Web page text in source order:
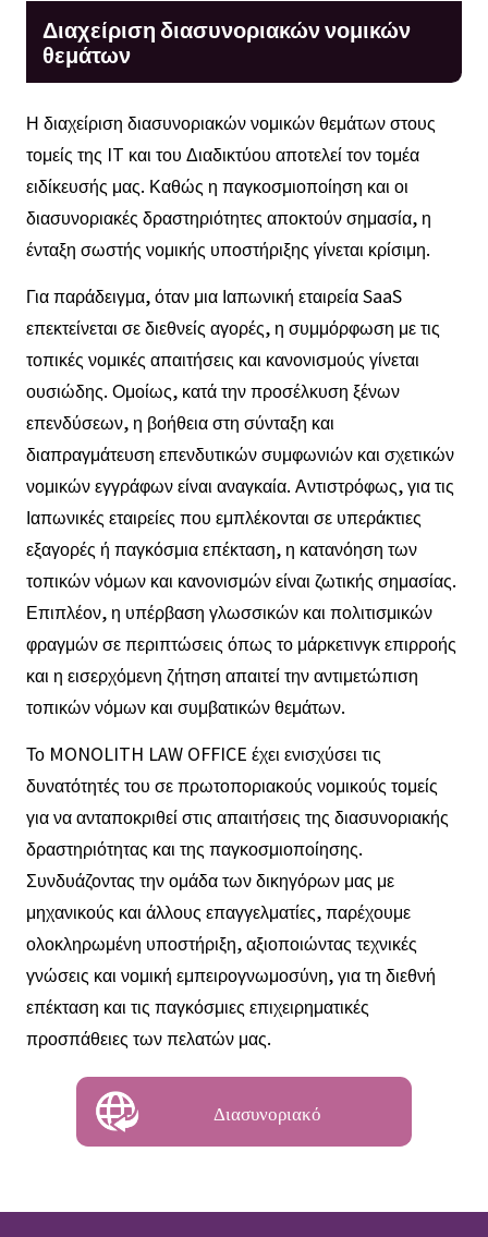
Διαχείριση διασυνοριακών νομικών
θεμάτων
Η διαχείριση διασυνοριακών νομικών θεμάτων στους
τομείς της IT και του Διαδικτύου αποτελεί τον τομέα
ειδίκευσής μας. Καθώς η παγκοσμιοποίηση και οι
διασυνοριακές δραστηριότητες αποκτούν σημασία, η
ένταξη σωστής νομικής υποστήριξης γίνεται κρίσιμη.
Για παράδειγμα, όταν μια Ιαπωνική εταιρεία SaaS
επεκτείνεται σε διεθνείς αγορές, η συμμόρφωση με τις
τοπικές νομικές απαιτήσεις και κανονισμούς γίνεται
ουσιώδης. Ομοίως, κατά την προσέλκυση ξένων
επενδύσεων, η βοήθεια στη σύνταξη και
διαπραγμάτευση επενδυτικών συμφωνιών και σχετικών
νομικών εγγράφων είναι αναγκαία. Αντιστρόφως, για τις
Ιαπωνικές εταιρείες που εμπλέκονται σε υπεράκτιες
εξαγορές ή παγκόσμια επέκταση, η κατανόηση των
τοπικών νόμων και κανονισμών είναι ζωτικής σημασίας.
Επιπλέον, η υπέρβαση γλωσσικών και πολιτισμικών
φραγμών σε περιπτώσεις όπως το μάρκετινγκ επιρροής
και η εισερχόμενη ζήτηση απαιτεί την αντιμετώπιση
τοπικών νόμων και συμβατικών θεμάτων.
Το MONOLITH LAW OFFICE έχει ενισχύσει τις
δυνατότητές του σε πρωτοποριακούς νομικούς τομείς
για να ανταποκριθεί στις απαιτήσεις της διασυνοριακής
δραστηριότητας και της παγκοσμιοποίησης.
Συνδυάζοντας την ομάδα των δικηγόρων μας με
μηχανικούς και άλλους επαγγελματίες, παρέχουμε
ολοκληρωμένη υποστήριξη, αξιοποιώντας τεχνικές
γνώσεις και νομική εμπειρογνωμοσύνη, για τη διεθνή
επέκταση και τις παγκόσμιες επιχειρηματικές
προσπάθειες των πελατών μας.
Διασυνοριακό